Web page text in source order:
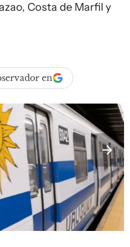
Costa de Marfil y
en